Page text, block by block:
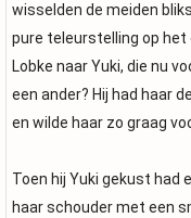
wisselden de meiden
pure teleurstelling op het
Lobke naar Yuki, die nu
een ander? Hij had haar
en wilde haar zo graag
Toen hij Yuki gekust had
haar schouder met een